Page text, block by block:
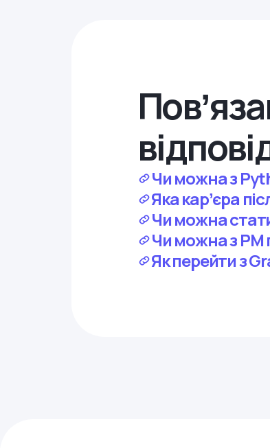
Чи можна з
Яка карʼєра
Чи можна
Чи можна з
Як перейти з